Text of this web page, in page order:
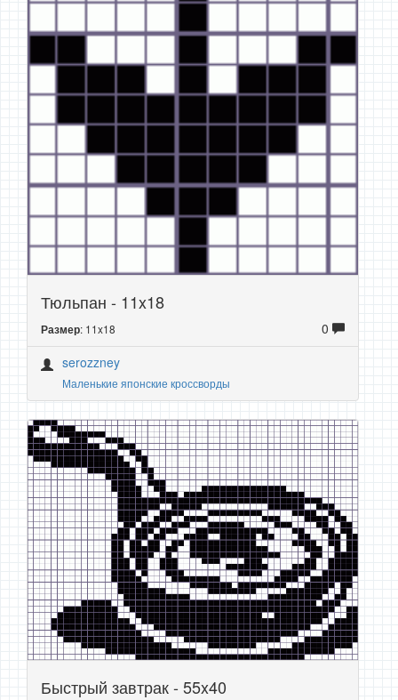
Тюльпан - 11x18
Размер: 11x18
0
serozzney
Маленькие японские кроссворды
Быстрый завтрак - 55x40